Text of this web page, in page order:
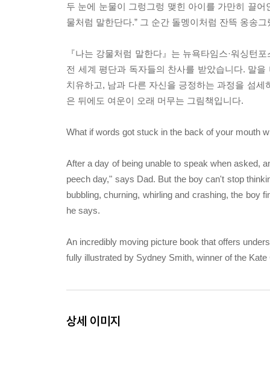
두 눈에 눈물이 그렁그렁 맺힌 아이를 가만히 끌
물처럼 말한단다.” 그 순간 돌멩이처럼 잔뜩 옹송
『나는 강물처럼 말한다』는 뉴욕타임스·워싱턴
전 세계 평단과 독자들의 찬사를 받았습니다. 말
치유하고, 남과 다른 자신을 긍정하는 과정을 섬
은 뒤에도 여운이 오래 머무는 그림책입니다.
What if words got stuck in the back of your mouth
After a day of being unable to speak when asked,
peech day," says Dad. But the boy can't stop
bubbling, churning, whirling and crashing, the boy
he says.
An incredibly moving picture book that offers
fully illustrated by Sydney Smith, winner of the
상세 이미지